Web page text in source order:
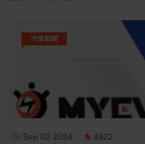
汽車新聞
Sep 02 2024 4922